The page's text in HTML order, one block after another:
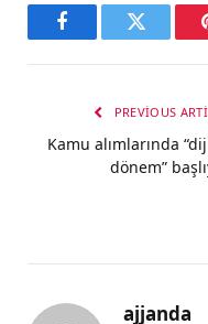
FacebookTwitter
PREVIOUS
Kamu alımlarında
dönem”
ajjanda